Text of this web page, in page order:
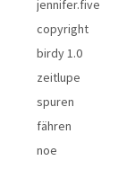
jennifer.five
copyright
birdy 1.0
zeitlupe
spuren
fähren
noe